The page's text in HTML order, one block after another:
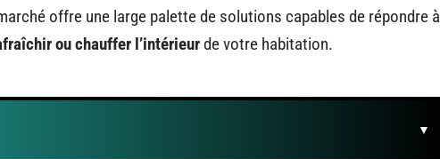
offre une large palette de solutions capables de répondre à
ou chauffer l’intérieurde votre habitation.